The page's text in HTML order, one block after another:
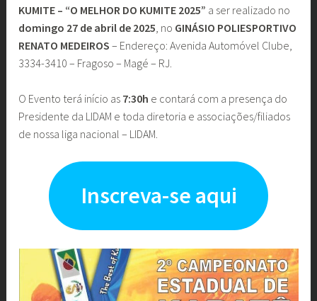
KUMITE – “O MELHOR DO KUMITE 2025” a ser realizado no
domingo 27 de abril de 2025 , no GINÁSIO POLIESPORTIVO
RENATO MEDEIROS – Endereço: Avenida Automóvel Clube,
3334-3410 – Fragoso – Magé – RJ.
O Evento terá início as 7:30h e contará com a presença do
Presidente da LIDAM e toda diretoria e associações/filiados
de nossa liga nacional – LIDAM.
Inscreva-se aqui